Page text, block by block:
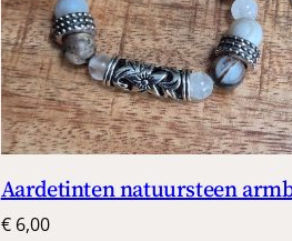
Aardetinten natuursteen
€6,00